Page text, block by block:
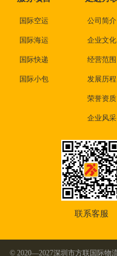
国际空运
国际海运
国际快递
国际小包
公司简介
企业文化
经营范围
发展历程
荣誉资质
企业风采
联系客服
© 2020—2027深圳市方联国际物